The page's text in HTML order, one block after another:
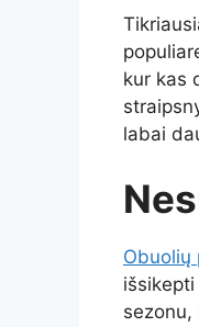
kur kas
labai
Obuolių